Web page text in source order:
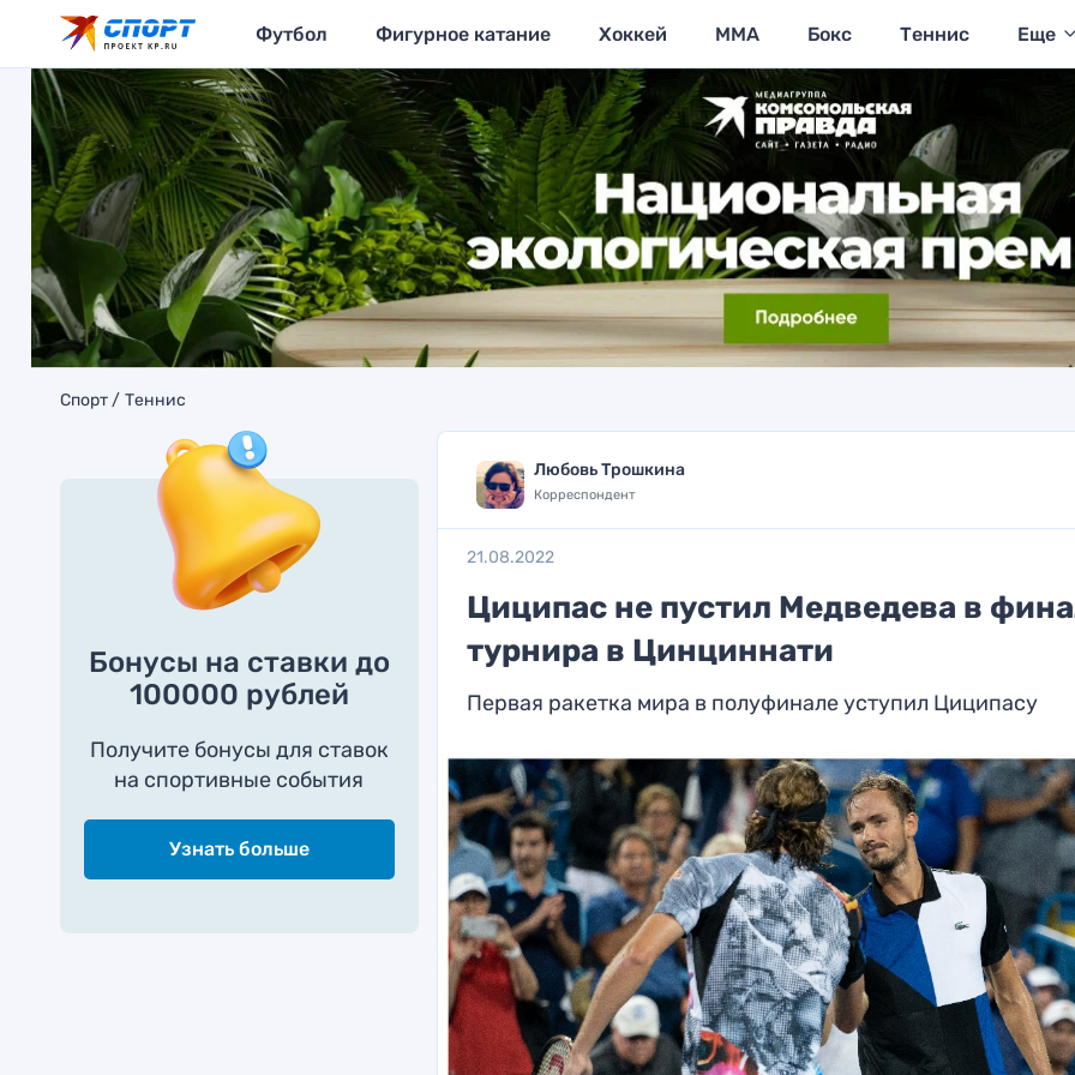
Футбол Фигурное катание Хоккей MMA Бокс Теннис Еще
Спорт Теннис
Бонусы на ставки до
100000 рублей
Получите бонусы для ставок
на спортивные события
Узнать больше
Любовь Трошкина
Корреспондент
21.08.2022
Циципас не пустил Медведева в
турнира в Цинциннати
Первая ракетка мира в полуфинале уступил Циципасу